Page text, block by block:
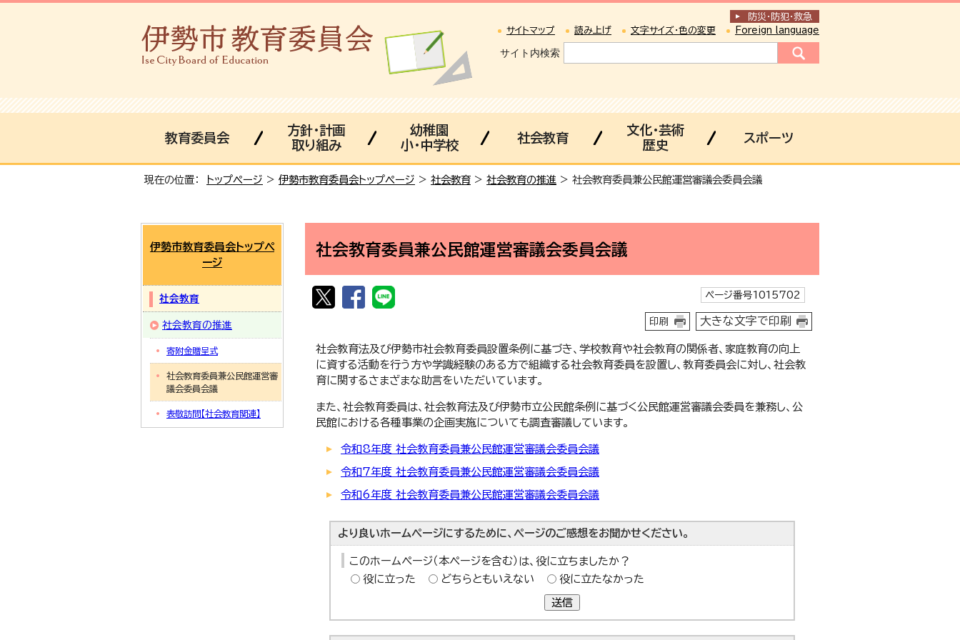
防災・防犯・救急
サイトマップ
読み上げ 文字サイズ・色の変更 Foreign language
サイト内検索
教育委員会
方針・計画
取り組み
幼稚園
小・中学校
社会教育
文化・芸術
歴史
スポーツ
現在の位置： トップページ > 伊勢市教育委員会トップページ > 社会教育 > 社会教育の推進 > 社会教育委員兼公民館運営審議会委員会議
社会教育委員兼公民館運営審議会委員会議
ページ番号1015702
印刷 大きな文字で印刷
社会教育法及び伊勢市社会教育委員設置条例に基づき、学校教育や社会教育の関係者、家庭教育の向上
に資する活動を行う方や学識経験のある方で組織する社会教育委員を設置し、教育委員会に対し、社会教
育に関するさまざまな助言をいただいています。
また、社会教育委員は、社会教育法及び伊勢市立公民館条例に基づく公民館運営審議会委員を兼務し、公
民館における各種事業の企画実施についても調査審議しています。
令和8年度 社会教育委員兼公民館運営審議会委員会議
令和7年度 社会教育委員兼公民館運営審議会委員会議
令和6年度 社会教育委員兼公民館運営審議会委員会議
より良いホームページにするために、ページのご感想をお聞かせください。
このホームページ（本ページを含む）は、役に立ちましたか？
役に立った
どちらともいえない 役に立たなかった
送信
伊勢市教育委員会トップペ
ージ
社会教育
社会教育の推進
寄附金贈呈式
社会教育委員兼公民館運営審
議会委員会議
表敬訪問【社会教育関連】